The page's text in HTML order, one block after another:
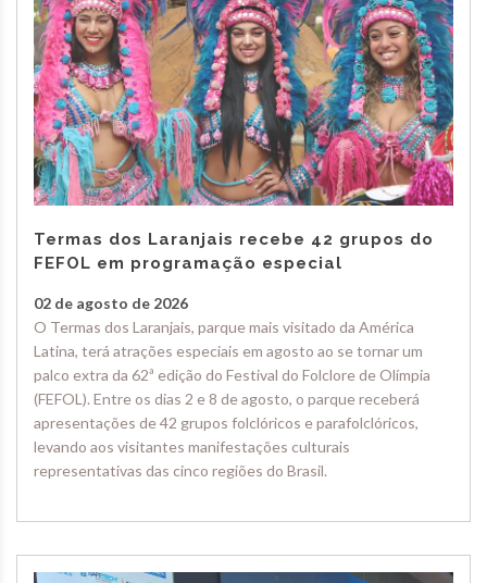
Termas dos Laranjais recebe 42 grupos do
FEFOL em programação especial
02 de agosto de 2026
O Termas dos Laranjais, parque mais visitado da América
Latina, terá atrações especiais em agosto ao se tornar um
palco extra da 62ª edição do Festival do Folclore de Olímpia
(FEFOL). Entre os dias 2 e 8 de agosto, o parque receberá
apresentações de 42 grupos folclóricos e parafolclóricos,
levando aos visitantes manifestações culturais
representativas das cinco regiões do Brasil.